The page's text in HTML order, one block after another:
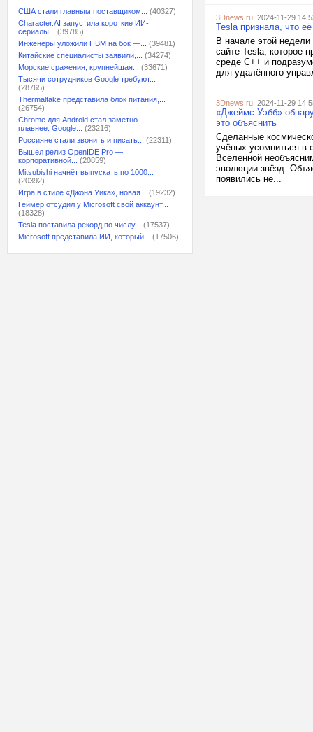
США стали главным поставщиком...
(40327)
Character.AI запустила короткие ИИ-
сериалы...
(39785)
Инженеры уложили HBM на бок —...
(39481)
Китайские специалисты заявили,...
(34274)
Морские сражения, крупнейшая...
(33671)
Тысячи сотрудников Google требуют...
(28765)
Thermaltake представила блок питания,...
(26754)
Chrome для Android стал заметно
плавнее: Google...
(23216)
Россияне стали звонить и писать...
(22311)
Вышел релиз OpenIDE Pro —
корпоративной...
(20859)
Mitsubishi начнёт выпускать по 1000...
(20392)
Игра в стиле «Джона Уика», новая...
(19232)
Геймер отсудил у Microsoft свой аккаунт...
(18328)
Tesla поставила рекорд по числу...
(17537)
Microsoft представила ИИ, который...
(17506)
3Dnews.ru , 2024-11-29
Tesla признала, что
В начале этой
сайте Tesla, которое
среде C++ и
для удалённого
3Dnews.ru , 2024-11-29
«Джеймс Уэбб»
это объяснить
Сделанные
учёных усомниться в
Вселенной
эволюции звёзд.
появились не...